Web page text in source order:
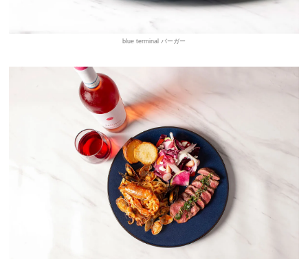
blue terminal バーガー